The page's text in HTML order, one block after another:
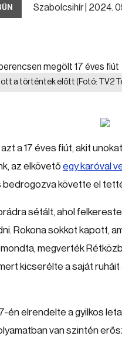
Szabolcsihír | 2024.
a történtek előtt (Fotó: TV2
a 17 éves fiút, akit
az elkövető egy karóval
bedrogozva követte el
sétált, ahol
Rokona sokkot kapott,
megverték
kicserélte a saját
én elrendelte a gyilkos
van szintén